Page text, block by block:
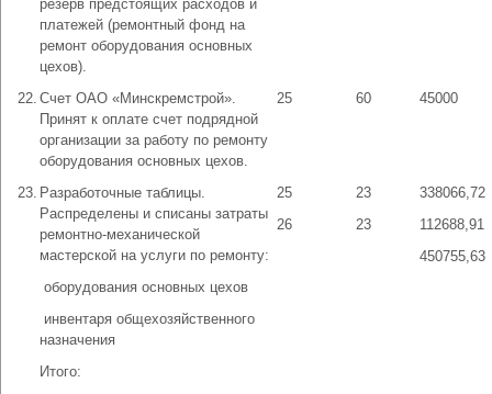
резерв предстоящих расходов и
платежей (ремонтный фонд на
ремонт оборудования основных
цехов).
22. Счет ОАО «Минскремстрой».
Принят к оплате счет подрядной
организации за работу по ремонту
оборудования основных цехов.
25 60 45000
23. Разработочные таблицы.
Распределены и списаны затраты
ремонтно-механической
мастерской на услуги по ремонту:
­ оборудования основных цехов
­ инвентаря общехозяйственного
назначения
Итого:
25
26
23
23
338066,72
112688,91
450755,63